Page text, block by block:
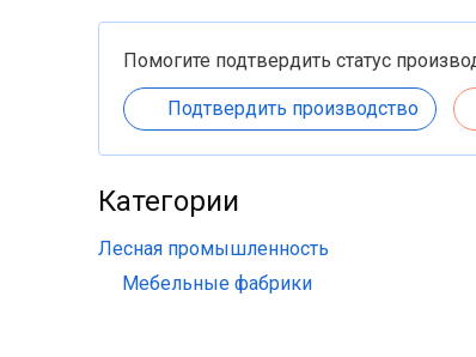
Помогите подтвердить статус
Подтвердить производство
Категории
Лесная промышленность
Мебельные фабрики